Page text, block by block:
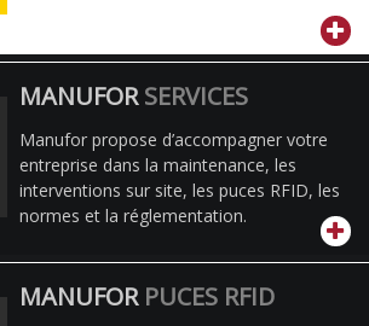
MANUFORSERVICES
Manufor propose d’accompagner votre
entreprise dans la maintenance, les
interventions sur site, les puces RFID, les
normes et la réglementation.
MANUFOR PUCES RFID